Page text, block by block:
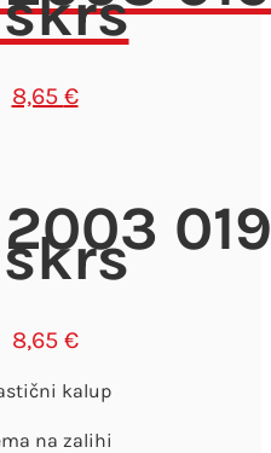
8,65 €
019
8,65 €
kalup
na zalihi